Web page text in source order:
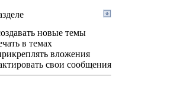
новые темы
в темах
вложения
свои сообщения